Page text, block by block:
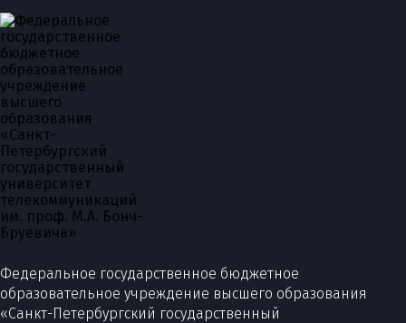
Федеральное государственное бюджетное
образовательное учреждение высшего образования
«Санкт-Петербургский государственный